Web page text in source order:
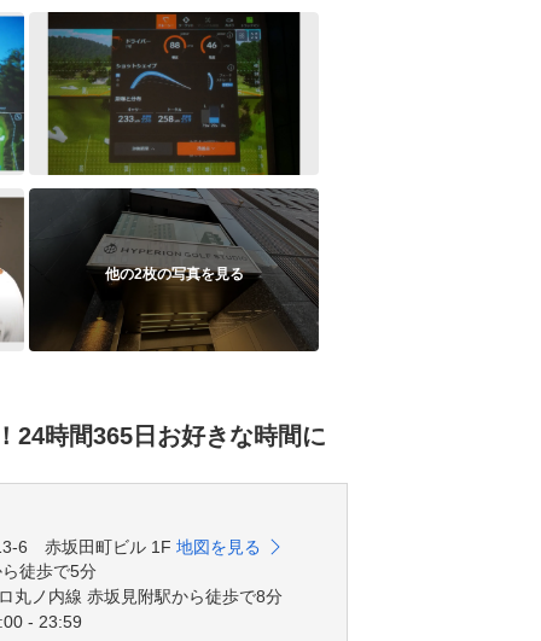
他の2枚の写真を見る
24時間365日お好きな時間に
6 赤坂田町ビル 1F 地図を見る
徒歩で5分
丸ノ内線 赤坂見附駅から徒歩で8分
- 23:59